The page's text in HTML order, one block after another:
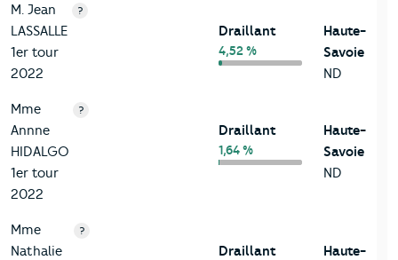
M. Jean
LASSALLE
1er tour
2022
?
Draillant
4,52 %
Haute-
Savoie
ND
Mme
Annne
HIDALGO
1er tour
2022
?
Draillant
1,64 %
Haute-
Savoie
ND
Mme
Nathalie
?
Draillant
Haute-